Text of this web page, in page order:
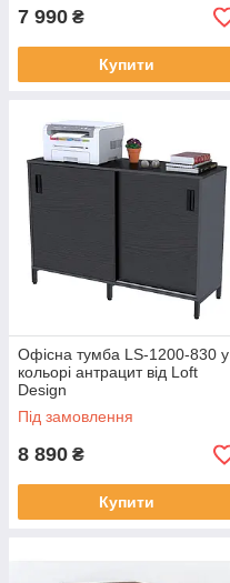
7 990 ₴
Купити
Офісна тумба LS-1200-830 у
кольорі антрацит від Loft
Design
Під замовлення
8 890 ₴
Купити